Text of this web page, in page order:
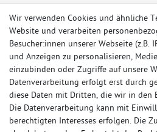
© Copyright 2026 Sportauspuff-
Wir verwenden Cookies und ähnliche
Website und verarbeiten
Besucher:innen unserer Webseite (z.B.
und Anzeigen zu personalisieren,
einzubinden oder Zugriffe auf unsere
Datenverarbeitung erfolgt erst durch
diese Daten mit Dritten, die wir in den
Die Datenverarbeitung kann mit
berechtigten Interesses erfolgen. Die